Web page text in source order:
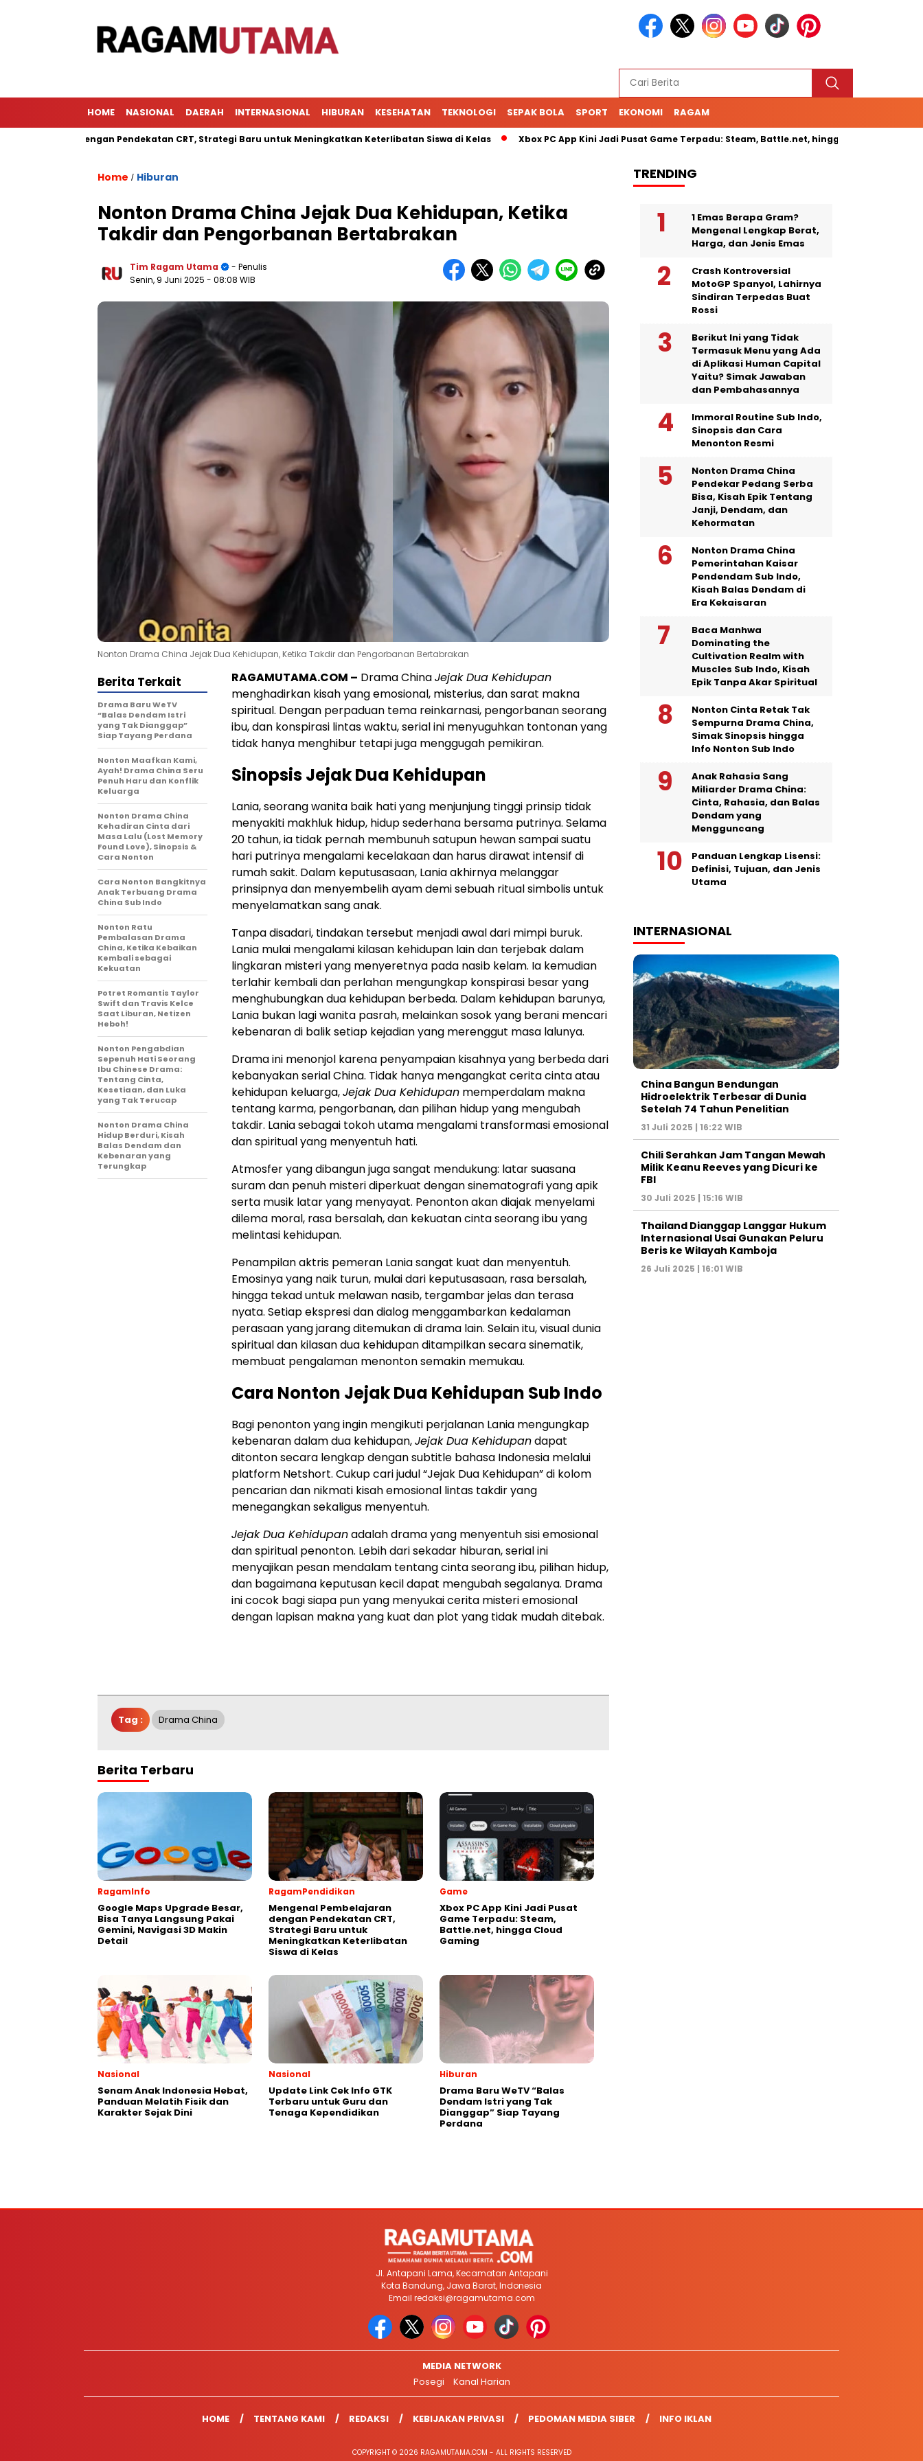
HOME NASIONAL DAERAH INTERNASIONAL HIBURAN KESEHATAN TEKNOLOGI SEPAK BOLA SPORT EKONOMI RAGAM
dengan Pendekatan CRT, Strategi Baru untuk Meningkatkan Keterlibatan Siswa di Kelas Xbox PC App Kini Jadi Pusat Game Terpadu: Steam, Battle.net, hingga Cloud Gaming
Home / Hiburan
Nonton Drama China Jejak Dua Kehidupan, Ketika
Takdir dan Pengorbanan Bertabrakan
Tim Ragam Utama
- Penulis
Senin, 9 Juni 2025 - 08:08 WIB
Nonton Drama China Jejak Dua Kehidupan, Ketika Takdir dan Pengorbanan Bertabrakan
RAGAMUTAMA.COM – Drama ChinaJejak Dua Kehidupan
menghadirkan kisah yang emosional, misterius, dan sarat makna
spiritual. Dengan perpaduan tema reinkarnasi, pengorbanan seorang
ibu, dan konspirasi lintas waktu, serial ini menyuguhkan tontonan yang
tidak hanya menghibur tetapi juga menggugah pemikiran.
Sinopsis Jejak Dua Kehidupan
Lania, seorang wanita baik hati yang menjunjung tinggi prinsip tidak
menyakiti makhluk hidup, hidup sederhana bersama putrinya. Selama
20 tahun, ia tidak pernah membunuh satupun hewan sampai suatu
hari putrinya mengalami kecelakaan dan harus dirawat intensif di
rumah sakit. Dalam keputusasaan, Lania akhirnya melanggar
prinsipnya dan menyembelih ayam demi sebuah ritual simbolis untuk
menyelamatkan sang anak.
Tanpa disadari, tindakan tersebut menjadi awal dari mimpi buruk.
Lania mulai mengalami kilasan kehidupan lain dan terjebak dalam
lingkaran misteri yang menyeretnya pada nasib kelam. Ia kemudian
terlahir kembali dan perlahan mengungkap konspirasi besar yang
menghubungkan dua kehidupan berbeda. Dalam kehidupan barunya,
Lania bukan lagi wanita pasrah, melainkan sosok yang berani mencari
kebenaran di balik setiap kejadian yang merenggut masa lalunya.
Drama ini menonjol karena penyampaian kisahnya yang berbeda dari
kebanyakan serial China. Tidak hanya mengangkat cerita cinta atau
kehidupan keluarga,Jejak Dua Kehidupan memperdalam makna
tentang karma, pengorbanan, dan pilihan hidup yang mengubah
takdir. Lania sebagai tokoh utama mengalami transformasi emosional
dan spiritual yang menyentuh hati.
Atmosfer yang dibangun juga sangat mendukung: latar suasana
suram dan penuh misteri diperkuat dengan sinematografi yang apik
serta musik latar yang menyayat. Penonton akan diajak menyelami
dilema moral, rasa bersalah, dan kekuatan cinta seorang ibu yang
melintasi kehidupan.
Penampilan aktris pemeran Lania sangat kuat dan menyentuh.
Emosinya yang naik turun, mulai dari keputusasaan, rasa bersalah,
hingga tekad untuk melawan nasib, tergambar jelas dan terasa
nyata. Setiap ekspresi dan dialog menggambarkan kedalaman
perasaan yang jarang ditemukan di drama lain. Selain itu, visual dunia
spiritual dan kilasan dua kehidupan ditampilkan secara sinematik,
membuat pengalaman menonton semakin memukau.
Cara Nonton Jejak Dua Kehidupan Sub Indo
Bagi penonton yang ingin mengikuti perjalanan Lania mengungkap
kebenaran dalam dua kehidupan,Jejak Dua Kehidupandapat
ditonton secara lengkap dengan subtitle bahasa Indonesia melalui
platform Netshort. Cukup cari judul “Jejak Dua Kehidupan” di kolom
pencarian dan nikmati kisah emosional lintas takdir yang
menegangkan sekaligus menyentuh.
Jejak Dua Kehidupanadalah drama yang menyentuh sisi emosional
dan spiritual penonton. Lebih dari sekadar hiburan, serial ini
menyajikan pesan mendalam tentang cinta seorang ibu, pilihan hidup,
dan bagaimana keputusan kecil dapat mengubah segalanya. Drama
ini cocok bagi siapa pun yang menyukai cerita misteri emosional
dengan lapisan makna yang kuat dan plot yang tidak mudah ditebak.
Berita Terkait
Drama Baru WeTV
“Balas Dendam Istri
yang Tak Dianggap”
Siap Tayang Perdana
Nonton Maafkan Kami,
Ayah! Drama China Seru
Penuh Haru dan Konflik
Keluarga
Nonton Drama China
Kehadiran Cinta dari
Masa Lalu (Lost Memory
Found Love), Sinopsis &
Cara Nonton
Cara Nonton Bangkitnya
Anak Terbuang Drama
China Sub Indo
Nonton Ratu
Pembalasan Drama
China, Ketika Kebaikan
Kembali sebagai
Kekuatan
Potret Romantis Taylor
Swift dan Travis Kelce
Saat Liburan, Netizen
Heboh!
Nonton Pengabdian
Sepenuh Hati Seorang
Ibu Chinese Drama:
Tentang Cinta,
Kesetiaan, dan Luka
yang Tak Terucap
Nonton Drama China
Hidup Berduri, Kisah
Balas Dendam dan
Kebenaran yang
Terungkap
Tag : Drama China
Berita Terbaru
RagamInfo
Google Maps Upgrade Besar,
Bisa Tanya Langsung Pakai
Gemini, Navigasi 3D Makin
Detail
RagamPendidikan
Mengenal Pembelajaran
dengan Pendekatan CRT,
Strategi Baru untuk
Meningkatkan Keterlibatan
Siswa di Kelas
Game
Xbox PC App Kini Jadi Pusat
Game Terpadu: Steam,
Battle.net, hingga Cloud
Gaming
Nasional
Senam Anak Indonesia Hebat,
Panduan Melatih Fisik dan
Karakter Sejak Dini
Nasional
Update Link Cek Info GTK
Terbaru untuk Guru dan
Tenaga Kependidikan
Hiburan
Drama Baru WeTV “Balas
Dendam Istri yang Tak
Dianggap” Siap Tayang
Perdana
TRENDING
1 Emas Berapa Gram?
Mengenal Lengkap Berat,
Harga, dan Jenis Emas
Crash Kontroversial
MotoGP Spanyol, Lahirnya
Sindiran Terpedas Buat
Rossi
Berikut Ini yang Tidak
Termasuk Menu yang Ada
di Aplikasi Human Capital
Yaitu? Simak Jawaban
dan Pembahasannya
Immoral Routine Sub Indo,
Sinopsis dan Cara
Menonton Resmi
Nonton Drama China
Pendekar Pedang Serba
Bisa, Kisah Epik Tentang
Janji, Dendam, dan
Kehormatan
Nonton Drama China
Pemerintahan Kaisar
Pendendam Sub Indo,
Kisah Balas Dendam di
Era Kekaisaran
Baca Manhwa
Dominating the
Cultivation Realm with
Muscles Sub Indo, Kisah
Epik Tanpa Akar Spiritual
Nonton Cinta Retak Tak
Sempurna Drama China,
Simak Sinopsis hingga
Info Nonton Sub Indo
Anak Rahasia Sang
Miliarder Drama China:
Cinta, Rahasia, dan Balas
Dendam yang
Mengguncang
Panduan Lengkap Lisensi:
Definisi, Tujuan, dan Jenis
Utama
INTERNASIONAL
China Bangun Bendungan
Hidroelektrik Terbesar di Dunia
Setelah 74 Tahun Penelitian
31 Juli 2025 | 16:22 WIB
Chili Serahkan Jam Tangan Mewah
Milik Keanu Reeves yang Dicuri ke
FBI
30 Juli 2025 | 15:16 WIB
Thailand Dianggap Langgar Hukum
Internasional Usai Gunakan Peluru
Beris ke Wilayah Kamboja
26 Juli 2025 | 16:01 WIB
Jl. Antapani Lama, Kecamatan Antapani
Kota Bandung, Jawa Barat, Indonesia
Email redaksi@ragamutama.com
MEDIA NETWORK
Posegi
Kanal Harian
HOME TENTANG KAMI REDAKSI KEBIJAKAN PRIVASI PEDOMAN MEDIA SIBER INFO IKLAN
COPYRIGHT © 2026 RAGAMUTAMA.COM - ALL RIGHTS RESERVED